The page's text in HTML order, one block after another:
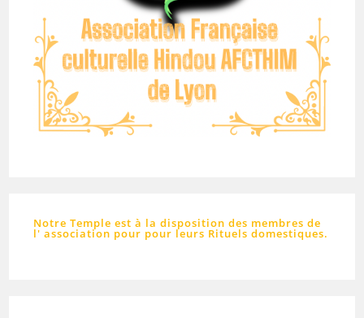
Notre Temple est à la disposition des membres de
l' association pour pour leurs Rituels domestiques.